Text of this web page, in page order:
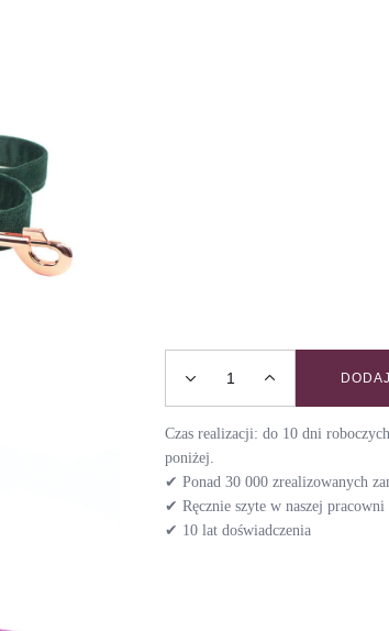
Smycz przepinana
Czas realizacji: do 10 dni
poniżej.
✔ Ponad 30 000 zrealizowanych
✔ Ręcznie szyte w naszej
✔ 10 lat doświadczenia